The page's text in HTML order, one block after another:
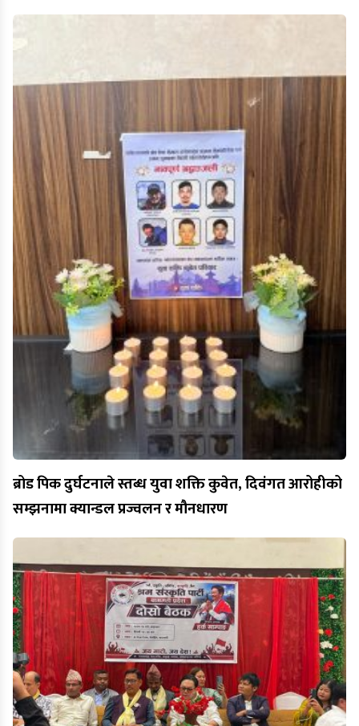
ब्रोड पिक दुर्घटनाले स्तब्ध युवा शक्ति कुवेत, दिवंगत आरोहीको
सम्झनामा क्यान्डल प्रज्वलन र मौनधारण